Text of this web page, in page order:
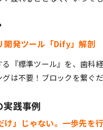
開発ツール「Dify」解剖
『標準ツール』を、歯科
は不要！ブロックを繋ぐ
実践事例
け」じゃない。一歩先を